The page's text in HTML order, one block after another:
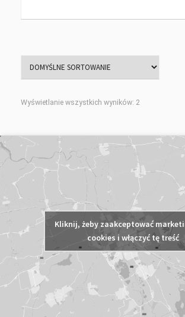
Wyświetlanie wszystkich wyników: 2
Kliknij, żeby zaakceptować
cookies i włączyć tę treść